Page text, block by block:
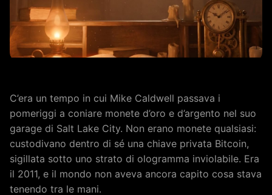
C’era un tempo in cui Mike Caldwell passava i
pomeriggi a coniare monete d’oro e d’argento nel suo
garage di Salt Lake City. Non erano monete qualsiasi:
custodivano dentro di sé una chiave privata Bitcoin,
sigillata sotto uno strato di ologramma inviolabile. Era
il 2011, e il mondo non aveva ancora capito cosa stava
tenendo tra le mani.